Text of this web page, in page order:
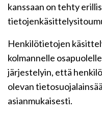
kanssaan on tehty
Henkilötietojen
kolmannelle
järjestelyin, että
olevan
asianmukaisesti.